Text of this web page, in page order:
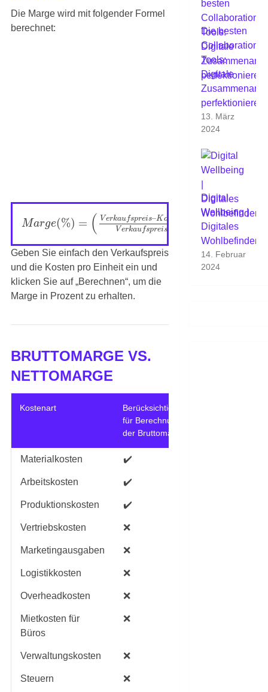
Die Marge wird mit folgender Formel
berechnet:
Marge(%) = ( Verkaufspreis–K os
Verkaufspreis × 100
Geben Sie einfach den Verkaufspreis
und die Kosten pro Einheit ein und
klicken Sie auf „Berechnen“, um die
Marge in Prozent zu erhalten.
BRUTTOMARGE VS.
NETTOMARGE
Kostenart
Berücksichtigung
für Berechnung
der Bruttomarge
Materialkosten ✔️
Arbeitskosten ✔️
Produktionskosten ✔️
Vertriebskosten ❌
Marketingausgaben ❌
Logistikkosten ❌
Overheadkosten ❌
Mietkosten für
Büros
❌
Verwaltungskosten ❌
Steuern ❌
Die besten
Collaboration-
Tools:
Digitale
perfektionieren
13. März
2024
Digital
Wellbeing |
Digitales
Wohlbefinden
14. Februar
2024